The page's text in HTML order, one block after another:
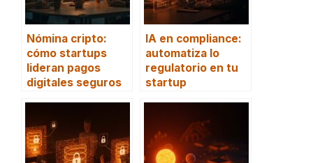
Nómina cripto:
cómo startups
lideran pagos
digitales seguros
IA en compliance:
automatiza lo
regulatorio en tu
startup